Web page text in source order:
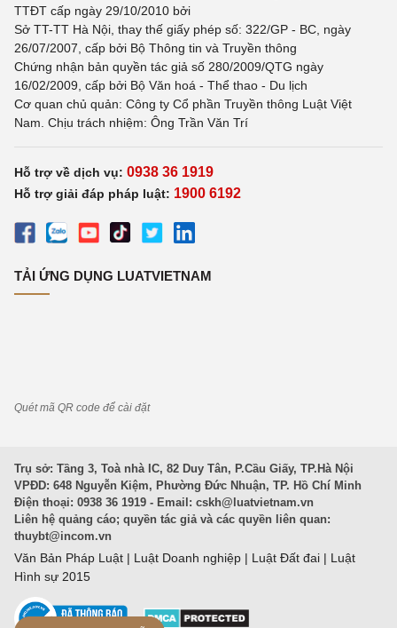
TTĐT cấp ngày 29/10/2010 bởi
Sở TT-TT Hà Nội, thay thế giấy phép số: 322/GP - BC, ngày
26/07/2007, cấp bởi Bộ Thông tin và Truyền thông
Chứng nhận bản quyền tác giả số 280/2009/QTG ngày
16/02/2009, cấp bởi Bộ Văn hoá - Thể thao - Du lịch
Cơ quan chủ quản: Công ty Cổ phần Truyền thông Luật Việt
Nam. Chịu trách nhiệm: Ông Trần Văn Trí
Hỗ trợ về dịch vụ: 0938 36 1919
Hỗ trợ giải đáp pháp luật: 1900 6192
TẢI ỨNG DỤNG LUATVIETNAM
Quét mã QR code để cài đặt
Trụ sở: Tầng 3, Toà nhà IC, 82 Duy Tân, P.Cầu Giấy, TP.Hà Nội
VPĐD: 648 Nguyễn Kiệm, Phường Đức Nhuận, TP. Hồ Chí Minh
Điện thoại: 0938 36 1919 - Email: cskh@luatvietnam.vn
Liên hệ quảng cáo; quyền tác giả và các quyền liên quan:
thuybt@incom.vn
Văn Bản Pháp Luật | Luật Doanh nghiệp | Luật Đất đai | Luật
Hình sự 2015